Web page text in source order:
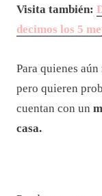
Visita también:
decimos los 5
Para quienes
pero quieren
cuentan con un
casa.